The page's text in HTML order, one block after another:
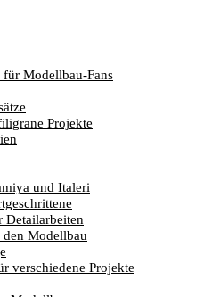
Modellbau-Fans
Projekte
und Italeri
Detailarbeiten
Modellbau
verschiedene Projekte